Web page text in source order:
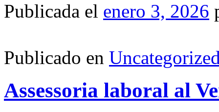
Publicada el enero 3, 2026
Publicado en
Assessoria laboral al